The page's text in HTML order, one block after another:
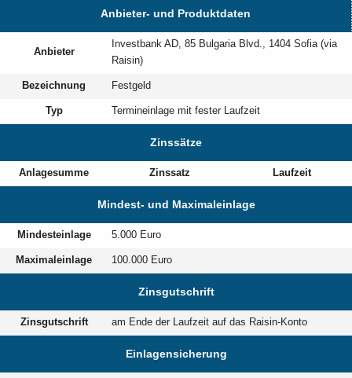
Anbieter- und Produktdaten
Anbieter
Investbank AD, 85 Bulgaria Blvd., 1404 Sofia (via
Raisin)
Bezeichnung Festgeld
Typ Termineinlage mit fester Laufzeit
Zinssätze
Anlagesumme Zinssatz Laufzeit
Mindest- und Maximaleinlage
Mindesteinlage 5.000 Euro
Maximaleinlage 100.000 Euro
Zinsgutschrift
Zinsgutschrift am Ende der Laufzeit auf das Raisin-Konto
Einlagensicherung